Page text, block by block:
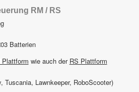
RM / RS
Batterien
Plattform wie auch der RS Plattform
Tuscania, Lawnkeeper, RoboScooter)